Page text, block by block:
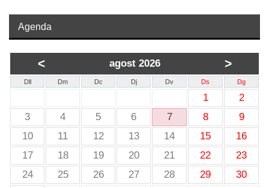
Agenda
< agost 2026 >
Dll Dm Dc Dj Dv Ds Dg
1
2
3
4 5 6 7 8
9
10
11 12 13 14 15
16
17
18 19 20 21 22
23
24
25 26 27 28 29
30